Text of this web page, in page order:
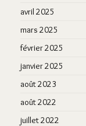
avril 2025
mars 2025
février 2025
janvier 2025
août 2023
août 2022
juillet 2022